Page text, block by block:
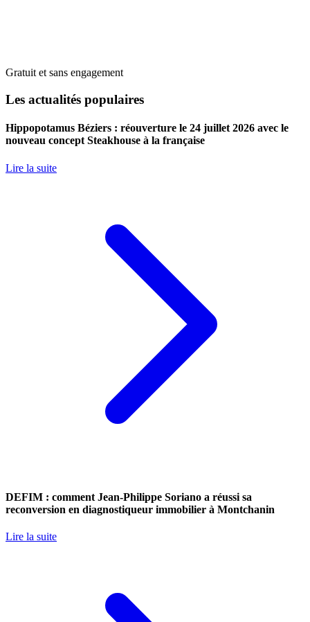
Gratuit et sans engagement
Les actualités populaires
Hippopotamus Béziers : réouverture le 24 juillet 2026 avec le
nouveau concept Steakhouse à la française
Lire la suite
DEFIM : comment Jean-Philippe Soriano a réussi sa
reconversion en diagnostiqueur immobilier à Montchanin
Lire la suite